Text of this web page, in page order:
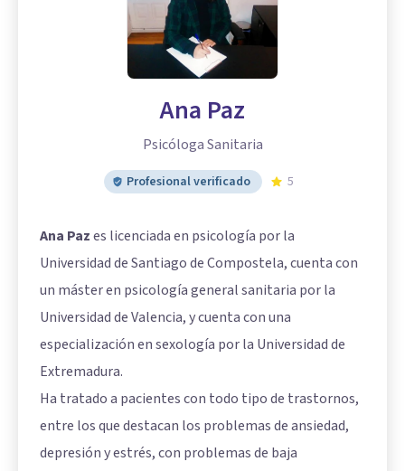
Ana Paz
Psicóloga Sanitaria
Profesional verificado 5
Ana Pazes licenciada en psicología por la
Universidad de Santiago de Compostela, cuenta con
un máster en psicología general sanitaria por la
Universidad de Valencia, y cuenta con una
especialización en sexología por la Universidad de
Extremadura.
Ha tratado a pacientes con todo tipo de trastornos,
entre los que destacan los problemas de ansiedad,
depresión y estrés, con problemas de baja